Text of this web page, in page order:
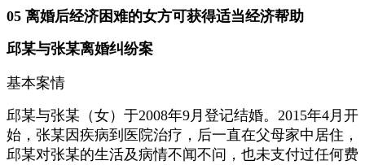
05 离婚后经济困难的女方可获得适当经济帮助
邱某与张某离婚纠纷案
基本案情
邱某与张某（女）于2008年9月登记结婚。2015年4月开
始，张某因疾病到医院治疗，后一直在父母家中居住，
邱某对张某的生活及病情不闻不问，也未支付过任何费